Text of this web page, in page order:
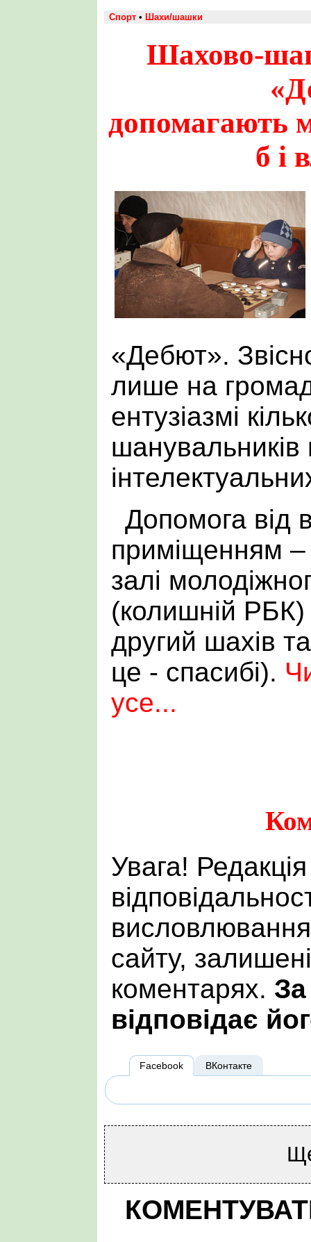
Спорт • Шахи/шашки
Шахово-
допомагають
б і
«Дебют».
лише на
ентузіазмі
шанувальників
Допомога від
приміщенням –
залі
(колишній РБК)
другий шахів
це - спасибі).
усе...
Увага!
висловлювання
сайту,
коментарях.
відповідає
Facebook ВКонтакте